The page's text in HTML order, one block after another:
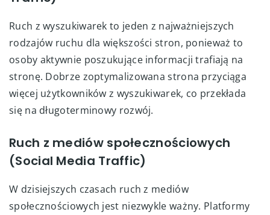
Ruch z wyszukiwarek to jeden z najważniejszych
rodzajów ruchu dla większości stron, ponieważ to
osoby aktywnie poszukujące informacji trafiają na
stronę. Dobrze zoptymalizowana strona przyciąga
więcej użytkowników z wyszukiwarek, co przekłada
się na długoterminowy rozwój.
Ruch z mediów społecznościowych
(Social Media Traffic)
W dzisiejszych czasach ruch z mediów
społecznościowych jest niezwykle ważny. Platformy